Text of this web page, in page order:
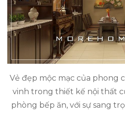
Vẻ đẹp mộc mạc của phong
vinh trong thiết kế nội thất
phòng bếp ăn, với sự sang